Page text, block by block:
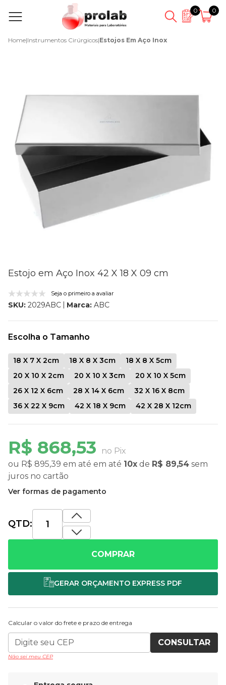
0 0
Home|Instrumentos Cirúrgicos|Estojos Em Aço Inox
Estojo em Aço Inox 42 X 18 X 09 cm
Seja o primeiro a avaliar
SKU: 2029ABC Marca: ABC
R$ 868,53
no Pix
ou R$ 895,39 em até em até 10x de R$ 89,54 sem
juros no cartão
Ver formas de pagamento
Escolha o Tamanho
18 X 7 X 2cm 18 X 8 X 3cm
18 X 8 X 5cm
20 X 10 X 2cm
20 X 10 X 3cm
20 X 10 X 5cm
26 X 12 X 6cm
28 X 14 X 6cm
32 X 16 X 8cm
36 X 22 X 9cm
42 X 18 X 9cm 42 X 28 X 12cm
QTD:
COMPRAR
Calcular o valor do frete e prazo de entrega
CONSULTAR
Não sei meu CEP